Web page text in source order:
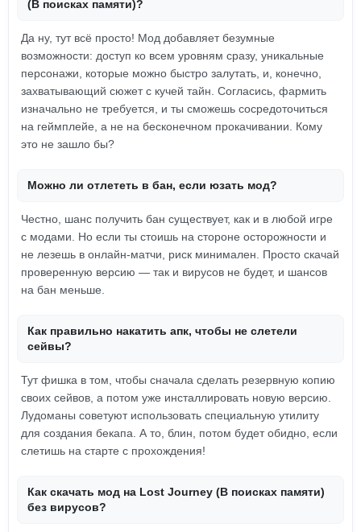
(В поисках памяти)?
Да ну, тут всё просто! Мод добавляет безумные
возможности: доступ ко всем уровням сразу, уникальные
персонажи, которые можно быстро залутать, и, конечно,
захватывающий сюжет с кучей тайн. Согласись, фармить
изначально не требуется, и ты сможешь сосредоточиться
на геймплейе, а не на бесконечном прокачивании. Кому
это не зашло бы?
Можно ли отлететь в бан, если юзать мод?
Честно, шанс получить бан существует, как и в любой игре
с модами. Но если ты стоишь на стороне осторожности и
не лезешь в онлайн-матчи, риск минимален. Просто скачай
проверенную версию — так и вирусов не будет, и шансов
на бан меньше.
Как правильно накатить апк, чтобы не слетели
сейвы?
Тут фишка в том, чтобы сначала сделать резервную копию
своих сейвов, а потом уже инсталлировать новую версию.
Лудоманы советуют использовать специальную утилиту
для создания бекапа. А то, блин, потом будет обидно, если
слетишь на старте с прохождения!
Как скачать мод на Lost Journey (В поисках памяти)
без вирусов?